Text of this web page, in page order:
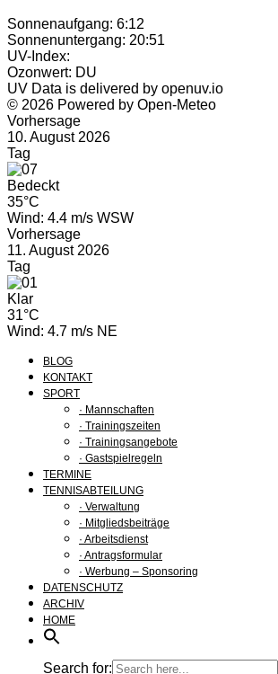
Sonnenaufgang: 6:12
Sonnenuntergang: 20:51
UV-Index:
Ozonwert: DU
UV Data is delivered by openuv.io
© 2026 Powered by Open-Meteo
Vorhersage
10. August 2026
Tag
Bedeckt
35°C
Wind: 4.4 m/s WSW
Vorhersage
11. August 2026
Tag
Klar
31°C
Wind: 4.7 m/s NE
BLOG
KONTAKT
SPORT
· Mannschaften
· Trainingszeiten
· Trainingsangebote
· Gastspielregeln
TERMINE
TENNISABTEILUNG
· Verwaltung
· Mitgliedsbeiträge
· Arbeitsdienst
· Antragsformular
· Werbung – Sponsoring
DATENSCHUTZ
ARCHIV
HOME
Search for: